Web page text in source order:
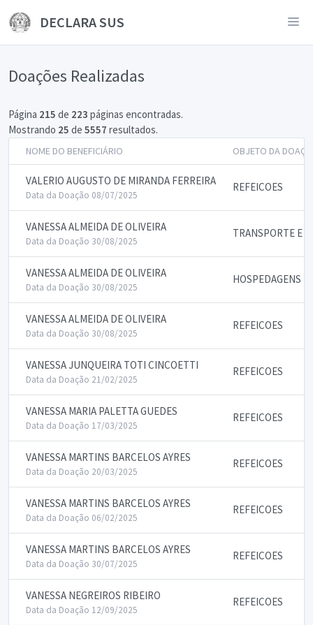
DECLARA SUS
Doações Realizadas
Página 215 de 223 páginas encontradas.
Mostrando 25 de 5557 resultados.
NOME DO BENEFICIÁRIO OBJETO DA
VALERIO AUGUSTO DE MIRANDA FERREIRA
Data da Doação 08/07/2025
REFEICOES
VANESSA ALMEIDA DE OLIVEIRA
Data da Doação 30/08/2025
TRANSPORTE E
VANESSA ALMEIDA DE OLIVEIRA
Data da Doação 30/08/2025
HOSPEDAGENS
VANESSA ALMEIDA DE OLIVEIRA
Data da Doação 30/08/2025
REFEICOES
VANESSA JUNQUEIRA TOTI CINCOETTI
Data da Doação 21/02/2025
REFEICOES
VANESSA MARIA PALETTA GUEDES
Data da Doação 17/03/2025
REFEICOES
VANESSA MARTINS BARCELOS AYRES
Data da Doação 20/03/2025
REFEICOES
VANESSA MARTINS BARCELOS AYRES
Data da Doação 06/02/2025
REFEICOES
VANESSA MARTINS BARCELOS AYRES
Data da Doação 30/07/2025
REFEICOES
VANESSA NEGREIROS RIBEIRO
Data da Doação 12/09/2025
REFEICOES